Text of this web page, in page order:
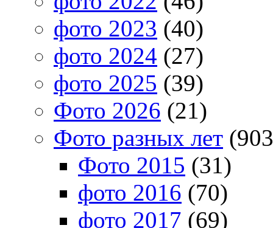
фото 2023 (40)
фото 2024 (27)
фото 2025 (39)
Фото 2026 (21)
Фото разных лет
Фото 2015 (31)
фото 2016 (70)
фото 2017 (69)